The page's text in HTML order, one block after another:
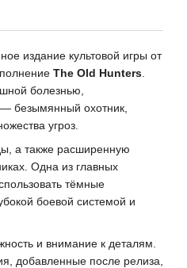
издание культовой игры от
The Old Hunters
болезнью,
безымянный охотник,
угроз.
а также расширенную
Одна из главных
тёмные
боевой системой и
и внимание к деталям.
добавленные после релиза,